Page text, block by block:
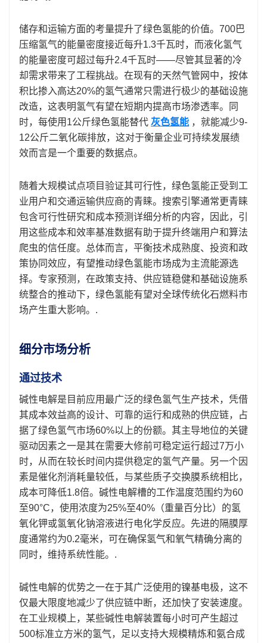
储存和运输方面的考量提升了绿色氢能的价值。700巴
压缩氢气的能量密度接近每升1.3千瓦时，而液化氢气
的能量密度可超过每升2.4千瓦时——尽管其显著的冷
却需求带来了工程挑战。在现有的天然气管网中，按体
积比掺入高达20%的氢气通常只需进行极少的基础设施
改造，这表明氢气有望在短期内提高市场渗透率。同
时，每使用1公斤绿色氢能替代 灰色氢能 ，就能减少9-
12公斤二氧化碳排放，这对于衡量企业可持续发展绩
效而言是一个重要的数据点。
随着大规模试点项目验证其可行性，绿色氢能正受到工
业用户和交通运输供应商的青睐。搜索引擎通常更青睐
包含可行性研究和成本预测详细分析的内容，因此，引
用这些成本和效率基准数据有助于提升终端用户和算法
爬虫的信任度。总体而言，平衡技术成熟度、投资和政
策协同效应，有望推动绿色氢能市场成为主流能源选
择。专家预测，在政策支持、供应链稳健和基础设施系
统整合的推动下，绿色氢能有望对全球传统化石燃料市
场产生重大影响。.
细分市场分析
通过技术
碱性电解是目前应用最广泛的绿色氢气生产技术，凭借
其成本效益高的设计、可靠的运行和成熟的供应链，占
据了绿色氢气市场60%以上的份额。其主导地位的关键
驱动因素之一是其在需要大修前可稳定运行超过7万小
时，从而在较长时间内提供稳定的氢气产量。另一个因
素是催化剂消耗量较低，与某些质子交换膜系统相比，
成本可降低1.8倍。碱性电解槽的工作温度范围约为60
至90°C，使用浓度为25%至40%（重量百分比）的氢
氧化钾或氢氧化钠溶液进行电化学反应。先进的隔膜厚
度通常约为0.2毫米，可在确保氢气和氧气精确分离的
同时，维持系统性能。.
碱性电解的优势之一在于其广泛使用的镍基电极，这不
仅最大限度地减少了供应链中断，还加快了安装速度。
在工业规模上，某些碱性电解装置每小时可产生超过
500标准立方米的氢气，足以支持大规模精炼和氨合成